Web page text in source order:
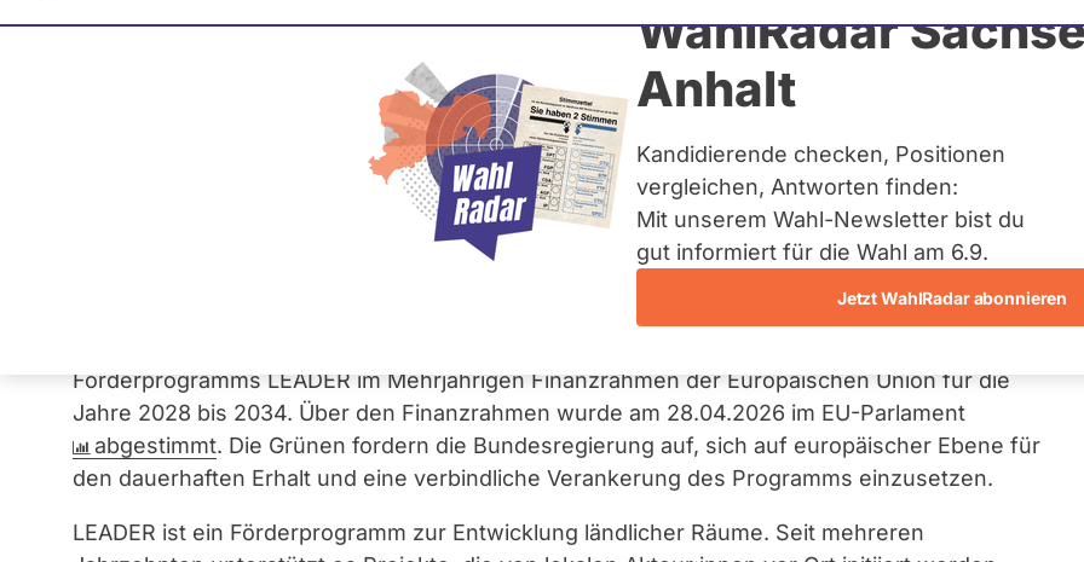
WahlRadar
Anhalt
Kandidierende checken, Positionen
vergleichen, Antworten finden:
Mit unserem Wahl-Newsletter bist du
gut informiert für die Wahl am 6.9.
Jetzt WahlRadar abonnieren
Keine stärkere Absicherung des EU-
Förderprogramms LEADER
(Beschlussempfehlung)
Förderprogramms LEADER im Mehrjährigen Finanzrahmen der Europäischen Union für die
Jahre 2028 bis 2034. Über den Finanzrahmen wurde am 28.04.2026 im EU-Parlament
abgestimmt. Die Grünen fordern die Bundesregierung auf, sich auf europäischer Ebene für
den dauerhaften Erhalt und eine verbindliche Verankerung des Programms einzusetzen.
LEADER ist ein Förderprogramm zur Entwicklung ländlicher Räume. Seit mehreren